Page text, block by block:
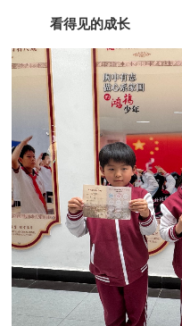
看得见的成长